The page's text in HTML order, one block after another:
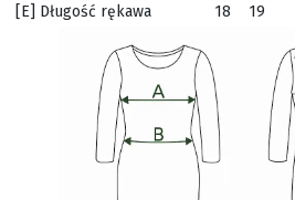
[E] Długość rękawa
18 19